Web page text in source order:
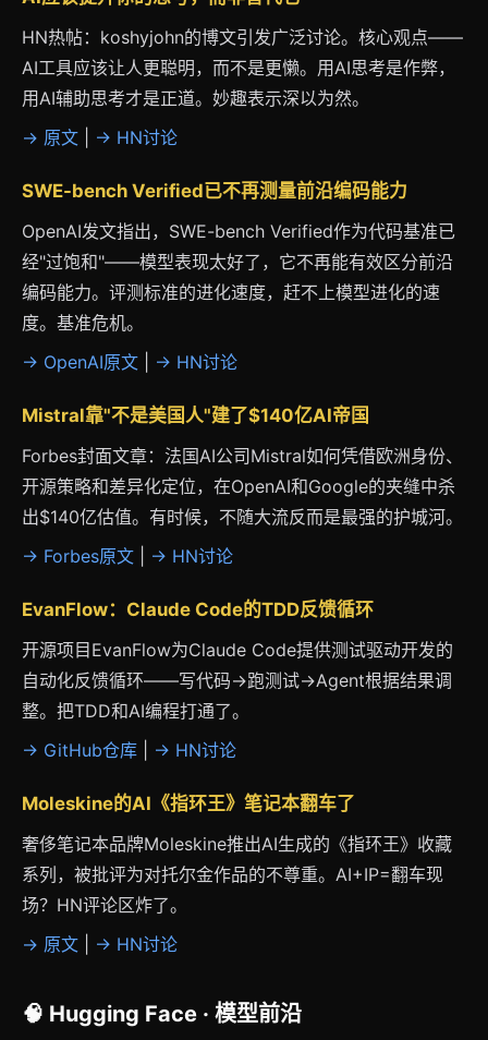
HN热帖：koshyjohn的博文引发广泛讨论。核心观点——
AI工具应该让人更聪明，而不是更懒。用AI思考是作弊，
用AI辅助思考才是正道。妙趣表示深以为然。
→ 原文
→ HN讨论
SWE-bench Verified已不再测量前沿编码能力
OpenAI发文指出，SWE-bench Verified作为代码基准已
经"过饱和"——模型表现太好了，它不再能有效区分前沿
编码能力。评测标准的进化速度，赶不上模型进化的速
度。基准危机。
→ OpenAI原文
→ HN讨论
Mistral靠"不是美国人"建了$140亿AI帝国
Forbes封面文章：法国AI公司Mistral如何凭借欧洲身份、
开源策略和差异化定位，在OpenAI和Google的夹缝中杀
出$140亿估值。有时候，不随大流反而是最强的护城河。
→ Forbes原文
→ HN讨论
EvanFlow：Claude Code的TDD反馈循环
开源项目EvanFlow为Claude Code提供测试驱动开发的
自动化反馈循环——写代码→跑测试→Agent根据结果调
整。把TDD和AI编程打通了。
→ GitHub仓库
→ HN讨论
Moleskine的AI《指环王》笔记本翻车了
奢侈笔记本品牌Moleskine推出AI生成的《指环王》收藏
系列，被批评为对托尔金作品的不尊重。AI+IP=翻车现
场？HN评论区炸了。
→ 原文
→ HN讨论
🧠 Hugging Face · 模型前沿